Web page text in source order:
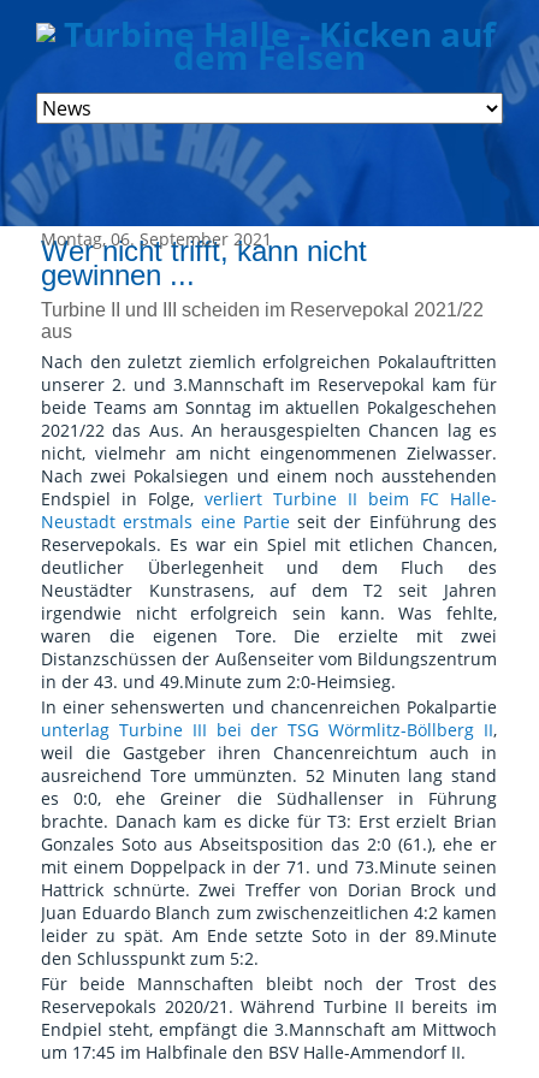
überspringen
Wer nicht trifft, kann nicht
gewinnen ...
Montag, 06. September 2021
Turbine II und III scheiden im Reservepokal 2021/22
aus
Nach den zuletzt ziemlich erfolgreichen Pokalauftritten
unserer 2. und 3.Mannschaft im Reservepokal kam für
beide Teams am Sonntag im aktuellen Pokalgeschehen
2021/22 das Aus. An herausgespielten Chancen lag es
nicht, vielmehr am nicht eingenommenen Zielwasser.
Nach zwei Pokalsiegen und einem noch ausstehenden
Endspiel in Folge,verliert Turbine II beim FC Halle-
Neustadt erstmals eine Partieseit der Einführung des
Reservepokals. Es war ein Spiel mit etlichen Chancen,
deutlicher Überlegenheit und dem Fluch des
Neustädter Kunstrasens, auf dem T2 seit Jahren
irgendwie nicht erfolgreich sein kann. Was fehlte,
waren die eigenen Tore. Die erzielte mit zwei
Distanzschüssen der Außenseiter vom Bildungszentrum
in der 43. und 49.Minute zum 2:0-Heimsieg.
In einer sehenswerten und chancenreichen Pokalpartie
unterlag Turbine III bei der TSG Wörmlitz-Böllberg II,
weil die Gastgeber ihren Chancenreichtum auch in
ausreichend Tore ummünzten. 52 Minuten lang stand
es 0:0, ehe Greiner die Südhallenser in Führung
brachte. Danach kam es dicke für T3: Erst erzielt Brian
Gonzales Soto aus Abseitsposition das 2:0 (61.), ehe er
mit einem Doppelpack in der 71. und 73.Minute seinen
Hattrick schnürte. Zwei Treffer von Dorian Brock und
Juan Eduardo Blanch zum zwischenzeitlichen 4:2 kamen
leider zu spät. Am Ende setzte Soto in der 89.Minute
den Schlusspunkt zum 5:2.
Für beide Mannschaften bleibt noch der Trost des
Reservepokals 2020/21. Während Turbine II bereits im
Endpiel steht, empfängt die 3.Mannschaft am Mittwoch
um 17:45 im Halbfinale den BSV Halle-Ammendorf II.